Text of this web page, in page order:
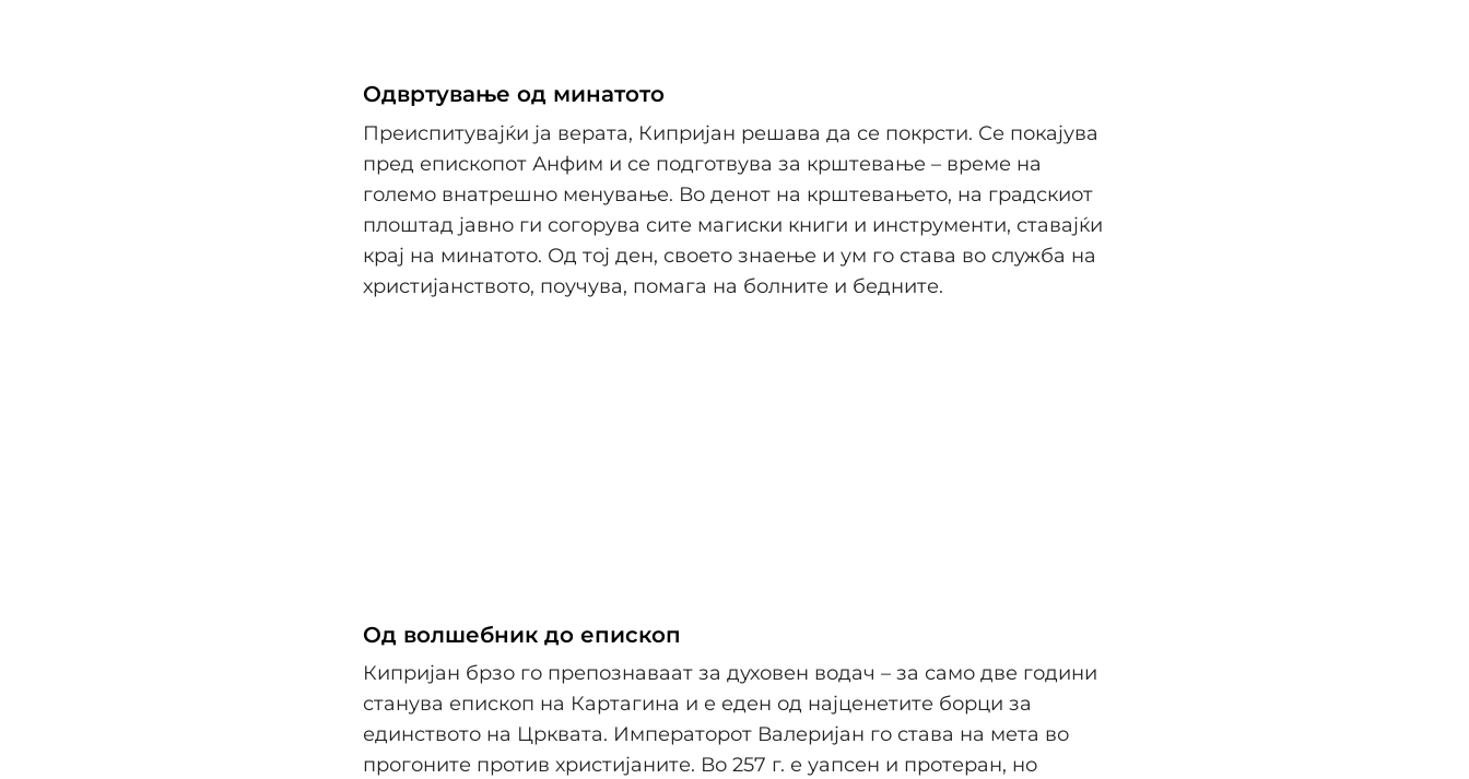
Одвртување од минатото
Преиспитувајќи ја верата, Кипријан решава да се покрсти. Се покајува
пред епископот Анфим и се подготвува за крштевање – време на
големо внатрешно менување. Во денот на крштевањето, на градскиот
плоштад јавно ги согорува сите магиски книги и инструменти, ставајќи
крај на минатото. Од тој ден, своето знаење и ум го става во служба на
христијанството, поучува, помага на болните и бедните.
Од волшебник до епископ
Кипријан брзо го препознаваат за духовен водач – за само две години
станува епископ на Картагина и е еден од најценетите борци за
единството на Црквата. Императорот Валеријан го става на мета во
прогоните против христијаните. Во 257 г. е уапсен и протеран, но